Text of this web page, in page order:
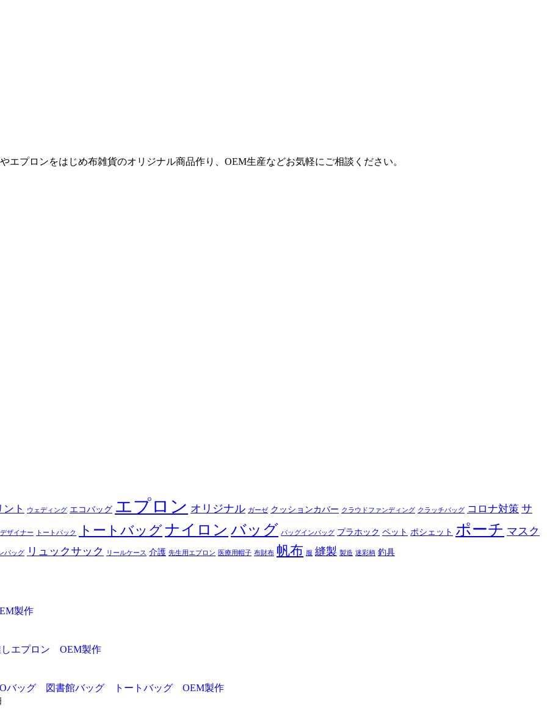
プロンをはじめ布雑貨のオリジナル商品作り、OEM生産などお気軽にご相談ください。
ト ウェディング エコバッグ エプロン オリジナル ガーゼ クッションカバー クラウドファンディング クラッチバッグ コロナ対策 サ
ザイナー トートバック トートバッグナイロン バッグ バッグインバッグ プラホック ペット ポシェット ポーチ マスク
バッグ リュックサック リールケース 介護 先生用エプロン 医療用帽子 布財布 帆布 服 縫製 製造 迷彩柄 釣具
製作
しエプロン OEM製作
バッグ 図書館バッグ トートバッグ OEM製作